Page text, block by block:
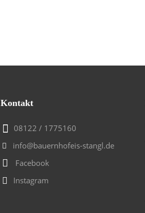
Kontakt
08122 / 1775160
info@bauernhofeis-stangl.de
Facebook
Instagram